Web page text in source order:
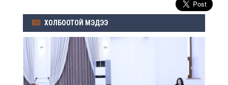
ХОЛБООТОЙ МЭДЭЭ